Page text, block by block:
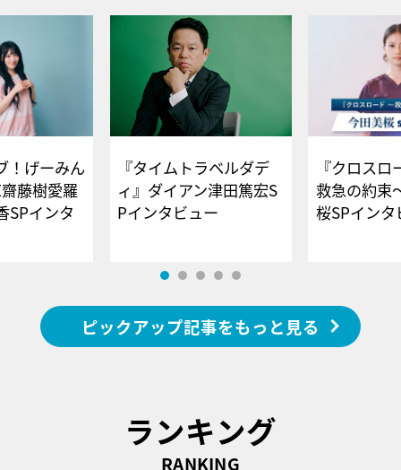
！げーみん
藤樹愛羅
SPインタ
『タイムトラベルダデ
ィ』ダイアン津田篤宏S
Pインタビュー
『クロス
救急の約束
桜SPイ
ピックアップ記事をもっと見る
ランキング
RANKING